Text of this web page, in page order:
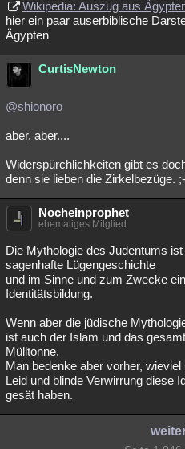
Wikipedia: Auszug aus
hier ein paar auserbiblische
Ägypten
CurtisNewton
@shionoro
aber, aber....
Widerspürchlichkeiten gibt es
denn sie lieben die Zirkelbezüge.
Nocheinprophet
ehemaliges Mitglied
Die Mythologie des Judentums
sagenhafte Lügengeschichte
und im Sinne und zum Zwecke
Identitätsbildung.
Wenn aber die jüdische
ist auch der Islam und das
Mülltonne.
Man bedenke aber vorher,
Leid und blinde Verwirrung diese
gesät haben.